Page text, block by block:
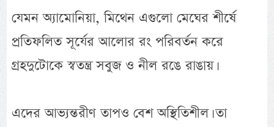
যেমন অ্যামোনিয়া, মিথেন এগুলো মেঘের শীর্ষে
প্রতিফলিত সূর্যের আলোর রং পরিবর্তন করে
গ্রহদুটোকে স্বতন্ত্র সবুজ ও নীল রঙে রাঙায়।
এদের আভ্যন্তরীণ তাপও বেশ অস্থিতিশীল। তা